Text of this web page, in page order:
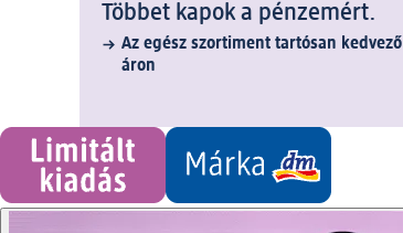
Többet kapok a pénzemért.
Az egész szortiment tartósan kedvező
áron